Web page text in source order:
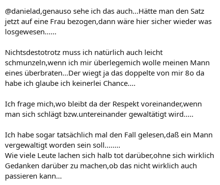
@danielad,genauso sehe ich das auch...Hätte man den Satz
jetzt auf eine Frau bezogen,dann wäre hier sicher wieder was
losgewesen......
Nichtsdestotrotz muss ich natürlich auch leicht
schmunzeln,wenn ich mir überlegemich wolle meinen Mann
eines überbraten...Der wiegt ja das doppelte von mir 8o da
habe ich glaube ich keinerlei Chance....
Ich frage mich,wo bleibt da der Respekt voreinander,wenn
man sich schlägt bzw.untereinander gewaltätigt wird.....
Ich habe sogar tatsächlich mal den Fall gelesen,daß ein Mann
vergewaltigt worden sein soll........
Wie viele Leute lachen sich halb tot darüber,ohne sich wirklich
Gedanken darüber zu machen,ob das nicht wirklich auch
passieren kann...